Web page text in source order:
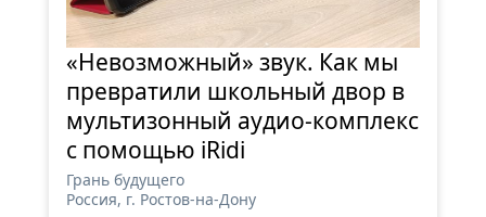
«Невозможный» звук. Как мы
превратили школьный двор в
мультизонный аудио-комплекс
с помощью iRidi
Грань будущего
Россия, г. Ростов-на-Дону